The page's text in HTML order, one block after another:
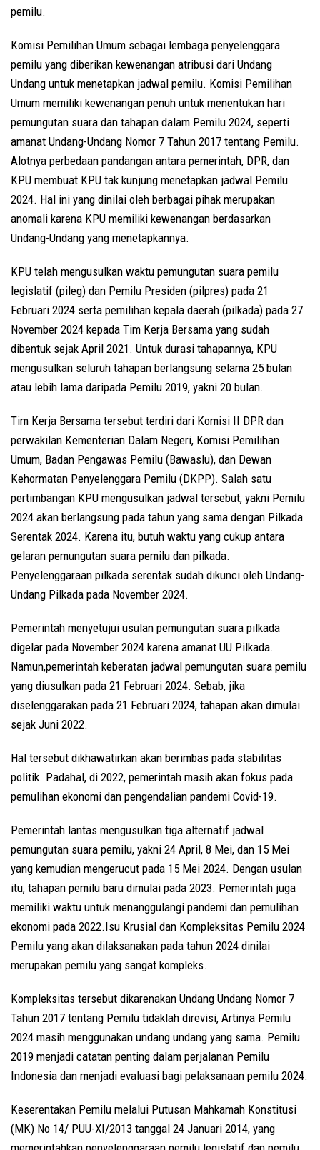
pemilu.
Komisi Pemilihan Umum sebagai lembaga penyelenggara
pemilu yang diberikan kewenangan atribusi dari Undang
Undang untuk menetapkan jadwal pemilu. Komisi Pemilihan
Umum memiliki kewenangan penuh untuk menentukan hari
pemungutan suara dan tahapan dalam Pemilu 2024, seperti
amanat Undang-Undang Nomor 7 Tahun 2017 tentang Pemilu.
Alotnya perbedaan pandangan antara pemerintah, DPR, dan
KPU membuat KPU tak kunjung menetapkan jadwal Pemilu
2024. Hal ini yang dinilai oleh berbagai pihak merupakan
anomali karena KPU memiliki kewenangan berdasarkan
Undang-Undang yang menetapkannya.
KPU telah mengusulkan waktu pemungutan suara pemilu
legislatif (pileg) dan Pemilu Presiden (pilpres) pada 21
Februari 2024 serta pemilihan kepala daerah (pilkada) pada 27
November 2024 kepada Tim Kerja Bersama yang sudah
dibentuk sejak April 2021. Untuk durasi tahapannya, KPU
mengusulkan seluruh tahapan berlangsung selama 25 bulan
atau lebih lama daripada Pemilu 2019, yakni 20 bulan.
Tim Kerja Bersama tersebut terdiri dari Komisi II DPR dan
perwakilan Kementerian Dalam Negeri, Komisi Pemilihan
Umum, Badan Pengawas Pemilu (Bawaslu), dan Dewan
Kehormatan Penyelenggara Pemilu (DKPP). Salah satu
pertimbangan KPU mengusulkan jadwal tersebut, yakni Pemilu
2024 akan berlangsung pada tahun yang sama dengan Pilkada
Serentak 2024. Karena itu, butuh waktu yang cukup antara
gelaran pemungutan suara pemilu dan pilkada.
Penyelenggaraan pilkada serentak sudah dikunci oleh Undang-
Undang Pilkada pada November 2024.
Pemerintah menyetujui usulan pemungutan suara pilkada
digelar pada November 2024 karena amanat UU Pilkada.
Namun,pemerintah keberatan jadwal pemungutan suara pemilu
yang diusulkan pada 21 Februari 2024. Sebab, jika
diselenggarakan pada 21 Februari 2024, tahapan akan dimulai
sejak Juni 2022.
Hal tersebut dikhawatirkan akan berimbas pada stabilitas
politik. Padahal, di 2022, pemerintah masih akan fokus pada
pemulihan ekonomi dan pengendalian pandemi Covid-19.
Pemerintah lantas mengusulkan tiga alternatif jadwal
pemungutan suara pemilu, yakni 24 April, 8 Mei, dan 15 Mei
yang kemudian mengerucut pada 15 Mei 2024. Dengan usulan
itu, tahapan pemilu baru dimulai pada 2023. Pemerintah juga
memiliki waktu untuk menanggulangi pandemi dan pemulihan
ekonomi pada 2022.Isu Krusial dan Kompleksitas Pemilu 2024
Pemilu yang akan dilaksanakan pada tahun 2024 dinilai
merupakan pemilu yang sangat kompleks.
Kompleksitas tersebut dikarenakan Undang Undang Nomor 7
Tahun 2017 tentang Pemilu tidaklah direvisi, Artinya Pemilu
2024 masih menggunakan undang undang yang sama. Pemilu
2019 menjadi catatan penting dalam perjalanan Pemilu
Indonesia dan menjadi evaluasi bagi pelaksanaan pemilu 2024.
Keserentakan Pemilu melalui Putusan Mahkamah Konstitusi
(MK) No 14/ PUU-XI/2013 tanggal 24 Januari 2014, yang